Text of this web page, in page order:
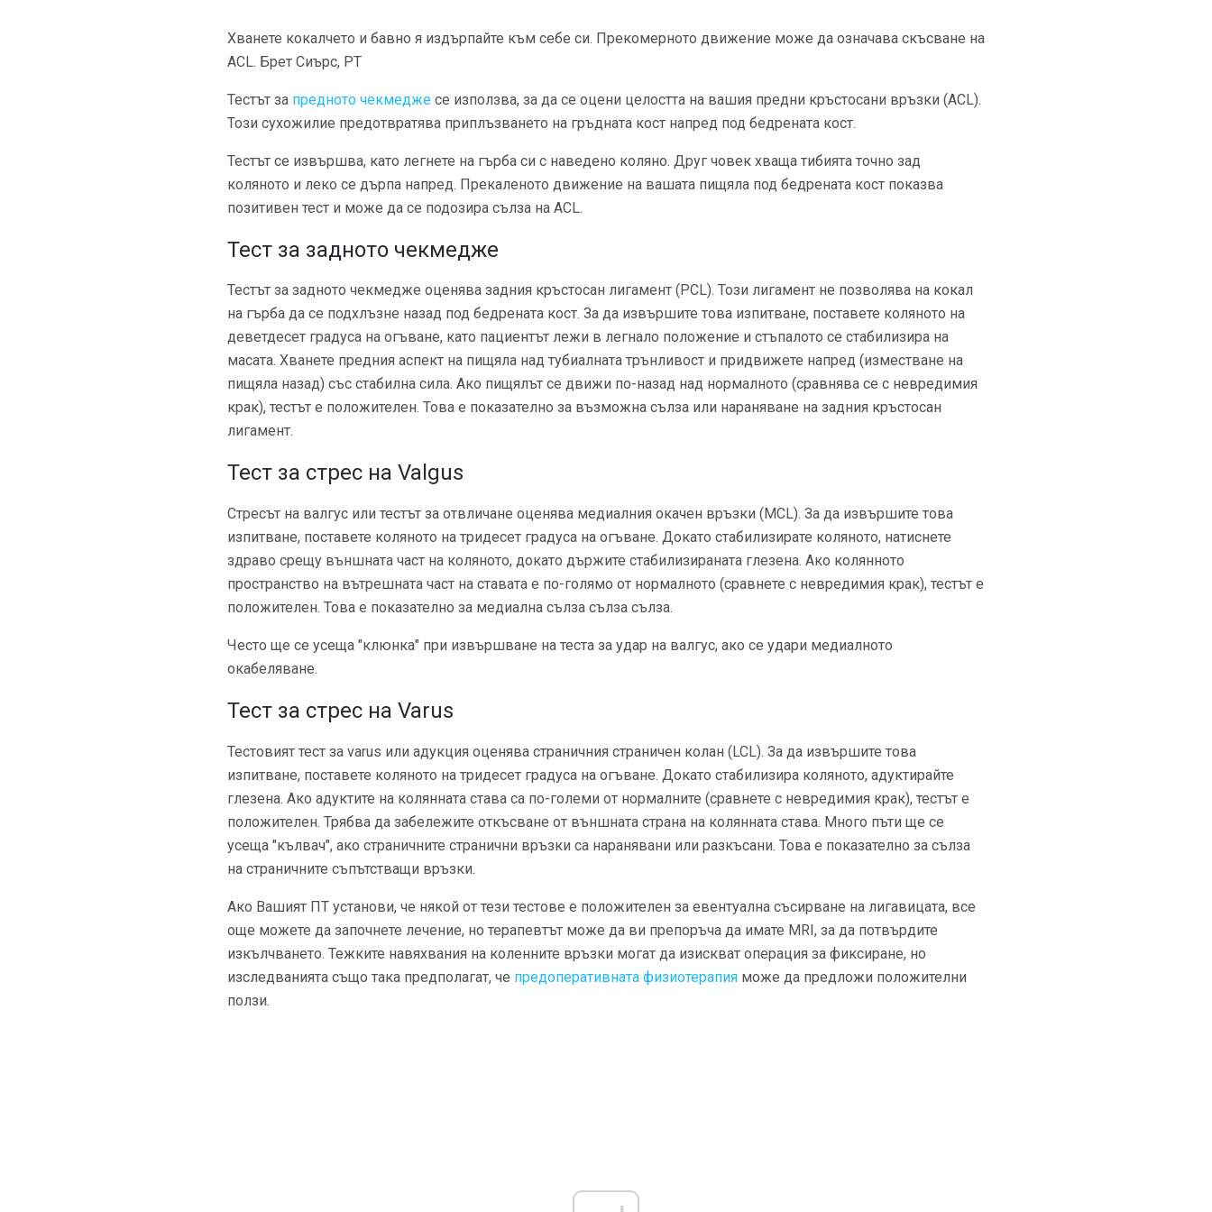
Хванете кокалчето и бавно я издърпайте към себе си. Прекомерното движение може да означава скъсване на
ACL. Брет Сиърс, PT
Тестът за предното чекмедже се използва, за да се оцени целостта на вашия предни кръстосани връзки (ACL).
Този сухожилие предотвратява приплъзването на гръдната кост напред под бедрената кост.
Тестът се извършва, като легнете на гърба си с наведено коляно. Друг човек хваща тибията точно зад
коляното и леко се дърпа напред. Прекаленото движение на вашата пищяла под бедрената кост показва
позитивен тест и може да се подозира сълза на ACL.
Тест за задното чекмедже
Тестът за задното чекмедже оценява задния кръстосан лигамент (PCL). Този лигамент не позволява на кокал
на гърба да се подхлъзне назад под бедрената кост. За да извършите това изпитване, поставете коляното на
деветдесет градуса на огъване, като пациентът лежи в легнало положение и стъпалото се стабилизира на
масата. Хванете предния аспект на пищяла над тубиалната трънливост и придвижете напред (изместване на
пищяла назад) със стабилна сила. Ако пищялът се движи по-назад над нормалното (сравнява се с невредимия
крак), тестът е положителен. Това е показателно за възможна сълза или нараняване на задния кръстосан
лигамент.
Тест за стрес на Valgus
Стресът на валгус или тестът за отвличане оценява медиалния окачен връзки (MCL). За да извършите това
изпитване, поставете коляното на тридесет градуса на огъване. Докато стабилизирате коляното, натиснете
здраво срещу външната част на коляното, докато държите стабилизираната глезена. Ако колянното
пространство на вътрешната част на ставата е по-голямо от нормалното (сравнете с невредимия крак), тестът е
положителен. Това е показателно за медиална сълза сълза сълза.
Често ще се усеща "клюнка" при извършване на теста за удар на валгус, ако се удари медиалното
окабеляване.
Тест за стрес на Varus
Тестовият тест за varus или адукция оценява страничния страничен колан (LCL). За да извършите това
изпитване, поставете коляното на тридесет градуса на огъване. Докато стабилизира коляното, адуктирайте
глезена. Ако адуктите на колянната става са по-големи от нормалните (сравнете с невредимия крак), тестът е
положителен. Трябва да забележите откъсване от външната страна на колянната става. Много пъти ще се
усеща "кълвач", ако страничните странични връзки са наранявани или разкъсани. Това е показателно за сълза
на страничните съпътстващи връзки.
Ако Вашият ПТ установи, че някой от тези тестове е положителен за евентуална съсирване на лигавицата, все
още можете да започнете лечение, но терапевтът може да ви препоръча да имате MRI, за да потвърдите
изкълчването. Тежките навяхвания на коленните връзки могат да изискват операция за фиксиране, но
изследванията също така предполагат, че предоперативната физиотерапия може да предложи положителни
ползи.